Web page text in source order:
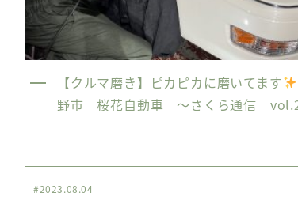
【クルマ磨き】ピカピカに磨いてます
野市 桜花自動車 〜さくら通信
#2023.08.04